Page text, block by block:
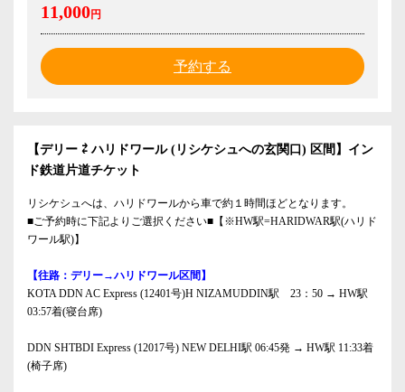
11,000円
予約する
【デリー ⇄ ハリドワール (リシケシュへの玄関口) 区間】イン
ド鉄道片道チケット
リシケシュへは、ハリドワールから車で約１時間ほどとなります。
■ご予約時に下記よりご選択ください■【※HW駅=HARIDWAR駅(ハリド
ワール駅)】
【往路：デリー→ハリドワール区間】
KOTA DDN AC Express (12401号)H NIZAMUDDIN駅 23：50 → HW駅
03:57着(寝台席)
DDN SHTBDI Express (12017号) NEW DELHI駅 06:45発 → HW駅 11:33着
(椅子席)